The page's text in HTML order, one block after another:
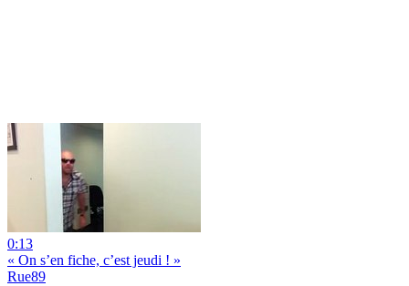
0:13
« On s’en fiche, c’est jeudi ! »
Rue89